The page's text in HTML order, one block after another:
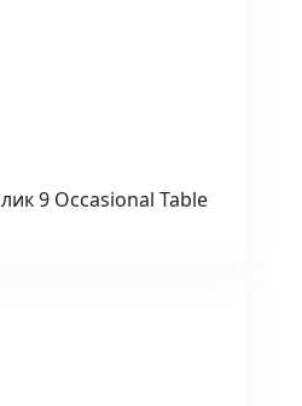
9 Occasional Table